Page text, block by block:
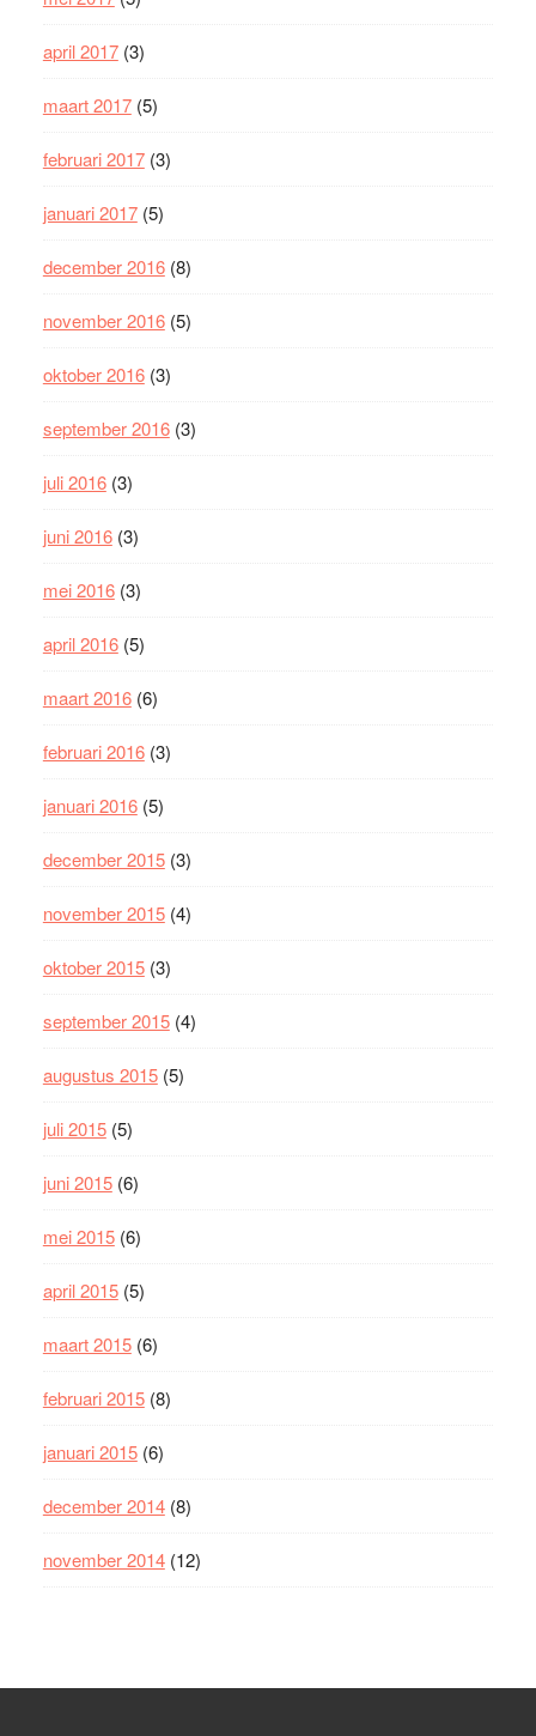
april 2017(3)
maart 2017(5)
februari 2017(3)
januari 2017(5)
december 2016(8)
november 2016(5)
oktober 2016(3)
september 2016(3)
juli 2016(3)
juni 2016(3)
mei 2016(3)
april 2016(5)
maart 2016(6)
februari 2016(3)
januari 2016(5)
december 2015(3)
november 2015(4)
oktober 2015(3)
september 2015(4)
augustus 2015(5)
juli 2015(5)
juni 2015(6)
mei 2015(6)
april 2015(5)
maart 2015(6)
februari 2015(8)
januari 2015(6)
december 2014(8)
november 2014(12)